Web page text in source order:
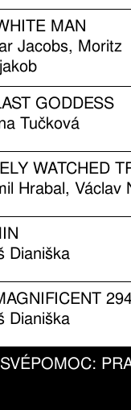
MAN
Jacobs, Moritz
GODDESS
Tučková
WATCHED
Hrabal, Václav
Dianiška
Dianiška